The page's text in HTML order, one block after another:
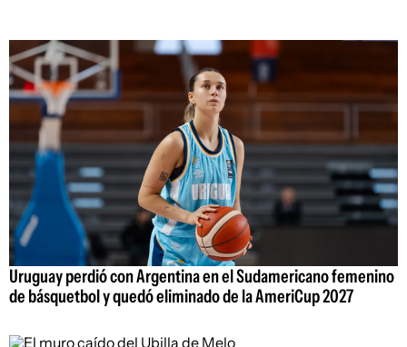
Uruguay perdió con Argentina en el Sudamericano femenino
de básquetbol y quedó eliminado de la AmeriCup 2027